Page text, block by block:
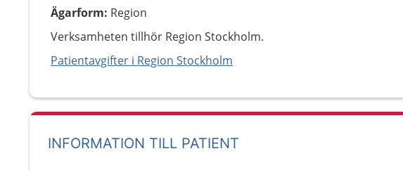
Ägarform: Region
Verksamheten tillhör Region Stockholm.
Patientavgifter i Region Stockholm
INFORMATION TILL PATIENT